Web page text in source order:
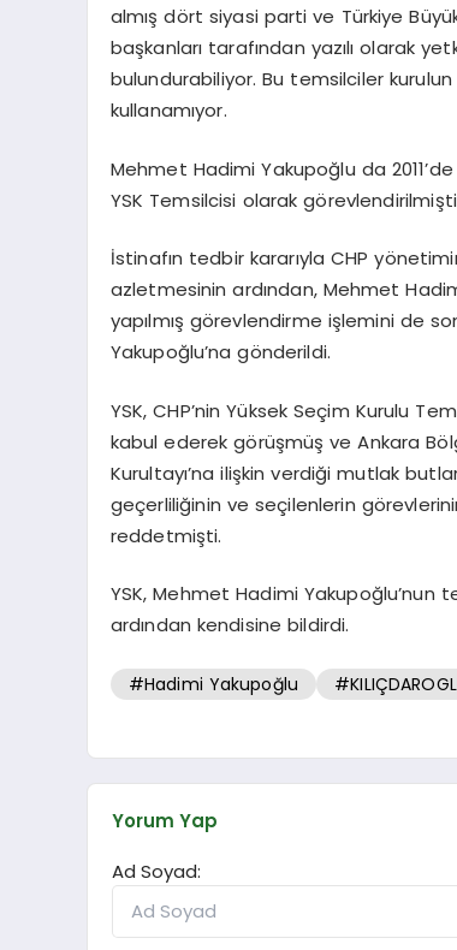
almış dört siyasi parti ve Türkiye
başkanları tarafından yazılı olarak
bulundurabiliyor. Bu temsilciler
kullanamıyor.
Mehmet Hadimi Yakupoğlu da 2011’de
YSK Temsilcisi olarak
İstinafın tedbir kararıyla CHP
azletmesinin ardından, Mehmet
yapılmış görevlendirme işlemini de
Yakupoğlu’na gönderildi.
YSK, CHP’nin Yüksek Seçim Kurulu
kabul ederek görüşmüş ve Ankara
Kurultayı’na ilişkin verdiği mutlak
geçerliliğinin ve seçilenlerin
reddetmişti.
YSK, Mehmet Hadimi Yakupoğlu’nun
ardından kendisine bildirdi.
#Hadimi Yakupoğlu
Yorum Yap
Ad Soyad: